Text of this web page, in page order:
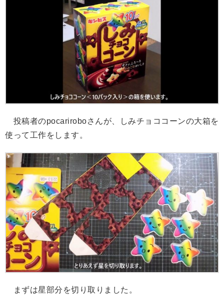
投稿者のpocariroboさんが、しみチョココーンの大箱を
使って工作をします。
まずは星部分を切り取りました。